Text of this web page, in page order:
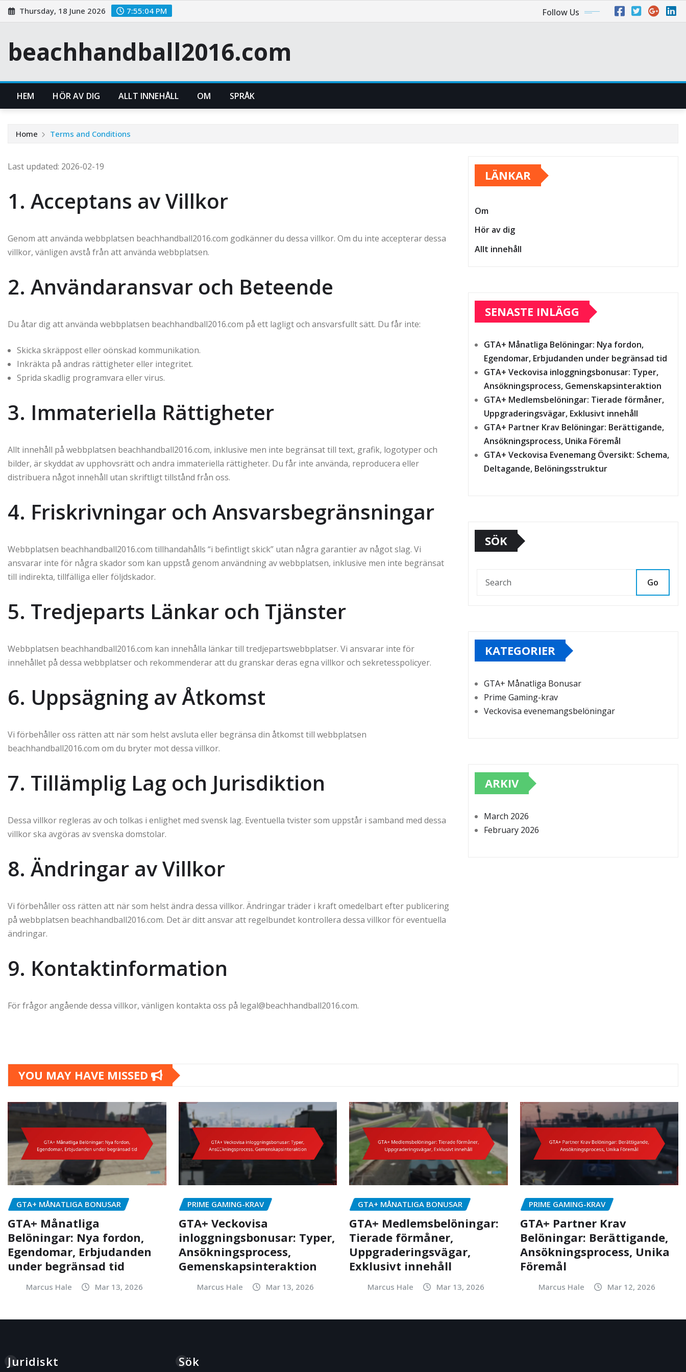
Skip
to
Thursday, 18 June 2026 7:55:05 PM Follow Us
beachhandball2016.com
HEM HÖR AV DIG ALLT INNEHÅLL OM SPRÅK
Home Terms and Conditions
Last updated: 2026-02-19
1. Acceptans av Villkor
Genom att använda webbplatsen beachhandball2016.com godkänner du dessa villkor. Om du inte accepterar dessa
villkor, vänligen avstå från att använda webbplatsen.
2. Användaransvar och Beteende
Du åtar dig att använda webbplatsen beachhandball2016.com på ett lagligt och ansvarsfullt sätt. Du får inte:
Skicka skräppost eller oönskad kommunikation.
Inkräkta på andras rättigheter eller integritet.
Sprida skadlig programvara eller virus.
3. Immateriella Rättigheter
Allt innehåll på webbplatsen beachhandball2016.com, inklusive men inte begränsat till text, grafik, logotyper och
bilder, är skyddat av upphovsrätt och andra immateriella rättigheter. Du får inte använda, reproducera eller
distribuera något innehåll utan skriftligt tillstånd från oss.
4. Friskrivningar och Ansvarsbegränsningar
Webbplatsen beachhandball2016.com tillhandahålls “i befintligt skick” utan några garantier av något slag. Vi
ansvarar inte för några skador som kan uppstå genom användning av webbplatsen, inklusive men inte begränsat
till indirekta, tillfälliga eller följdskador.
5. Tredjeparts Länkar och Tjänster
Webbplatsen beachhandball2016.com kan innehålla länkar till tredjepartswebbplatser. Vi ansvarar inte för
innehållet på dessa webbplatser och rekommenderar att du granskar deras egna villkor och sekretesspolicyer.
6. Uppsägning av Åtkomst
Vi förbehåller oss rätten att när som helst avsluta eller begränsa din åtkomst till webbplatsen
beachhandball2016.com om du bryter mot dessa villkor.
7. Tillämplig Lag och Jurisdiktion
Dessa villkor regleras av och tolkas i enlighet med svensk lag. Eventuella tvister som uppstår i samband med dessa
villkor ska avgöras av svenska domstolar.
8. Ändringar av Villkor
Vi förbehåller oss rätten att när som helst ändra dessa villkor. Ändringar träder i kraft omedelbart efter publicering
på webbplatsen beachhandball2016.com. Det är ditt ansvar att regelbundet kontrollera dessa villkor för eventuella
ändringar.
9. Kontaktinformation
För frågor angående dessa villkor, vänligen kontakta oss på legal@beachhandball2016.com.
LÄNKAR
Om
Hör av dig
Allt innehåll
SENASTE INLÄGG
GTA+ Månatliga Belöningar: Nya fordon,
Egendomar, Erbjudanden under begränsad tid
GTA+ Veckovisa inloggningsbonusar: Typer,
Ansökningsprocess, Gemenskapsinteraktion
GTA+ Medlemsbelöningar: Tierade förmåner,
Uppgraderingsvägar, Exklusivt innehåll
GTA+ Partner Krav Belöningar: Berättigande,
Ansökningsprocess, Unika Föremål
GTA+ Veckovisa Evenemang Översikt: Schema,
Deltagande, Belöningsstruktur
SÖK
Go
KATEGORIER
GTA+ Månatliga Bonusar
Prime Gaming-krav
Veckovisa evenemangsbelöningar
ARKIV
March 2026
February 2026
YOU MAY HAVE MISSED
GTA+ MÅNATLIGA BONUSAR
GTA+ Månatliga
Belöningar: Nya fordon,
Egendomar, Erbjudanden
under begränsad tid
Marcus Hale Mar 13, 2026
PRIME GAMING-KRAV
GTA+ Veckovisa
inloggningsbonusar: Typer,
Ansökningsprocess,
Gemenskapsinteraktion
Marcus Hale Mar 13, 2026
GTA+ MÅNATLIGA BONUSAR
GTA+ Medlemsbelöningar:
Tierade förmåner,
Uppgraderingsvägar,
Exklusivt innehåll
Marcus Hale Mar 13, 2026
PRIME GAMING-KRAV
GTA+ Partner Krav
Belöningar: Berättigande,
Ansökningsprocess, Unika
Föremål
Marcus Hale Mar 12, 2026
Juridiskt Sök